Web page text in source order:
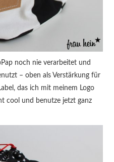
noch nie verarbeitet und
– oben als Verstärkung für
das ich mit meinem Logo
cool und benutze jetzt ganz